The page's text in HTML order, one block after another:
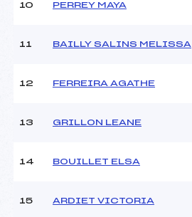
10 PERREY MAYA
11 BAILLY SALINS MELISSA
12 FERREIRA AGATHE
13 GRILLON LEANE
14 BOUILLET ELSA
15 ARDIET VICTORIA